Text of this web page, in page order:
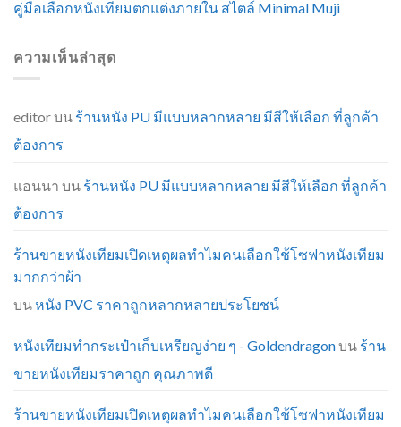
คู่มือเลือกหนังเทียมตกแต่งภายใน สไตล์ Minimal Muji
ความเห็นล่าสุด
editorบน ร้านหนัง PU มีแบบหลากหลาย มีสีให้เลือก ที่ลูกค้า
ต้องการ
แอนนา บน ร้านหนัง PU มีแบบหลากหลาย มีสีให้เลือก ที่ลูกค้า
ต้องการ
ร้านขายหนังเทียมเปิดเหตุผลทำไมคนเลือกใช้โซฟาหนังเทียม
มากกว่าผ้า
บนหนัง PVC ราคาถูกหลากหลายประโยชน์
หนังเทียมทำกระเป๋าเก็บเหรียญง่าย ๆ - Goldendragonบน ร้าน
ขายหนังเทียมราคาถูก คุณภาพดี
ร้านขายหนังเทียมเปิดเหตุผลทำไมคนเลือกใช้โซฟาหนังเทียม